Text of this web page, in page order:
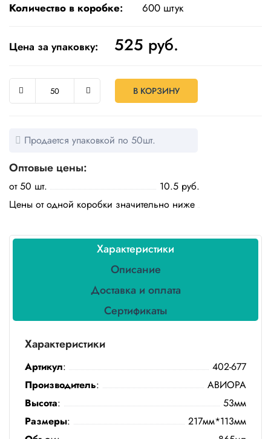
упаковка
Скатерти
для
уборки
Салфетки
транспортировки
Сумки
Хозтовары
Товары
для
садоводов
Количество в коробке: 600 штук
Цена за упаковку: 525 руб.
В КОРЗИНУ
Продается упаковкой по 50шт.
Оптовые цены:
от 50 шт.
10.5 руб.
Цены от одной коробки значительно ниже
Характеристики
Описание
Доставка и оплата
Сертификаты
Характеристики
Артикул:
402-677
Производитель:
АВИОРА
Высота:
53мм
Размеры:
217мм*113мм